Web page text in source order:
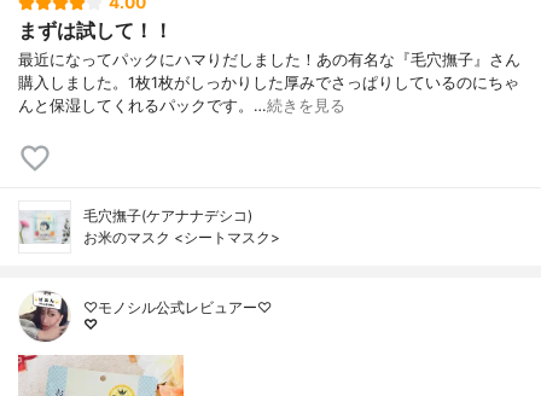
まずは試して！！
最近になってパックにハマりだしました！あの有名な『毛穴撫子』さん
購入しました。1枚1枚がしっかりした厚みでさっぱりしているのにちゃ
んと保湿してくれるパックです。…続きを見る
毛穴撫子(ケアナナデシコ)
お米のマスク <シートマスク>
♡モノシル公式レビュアー♡
♡